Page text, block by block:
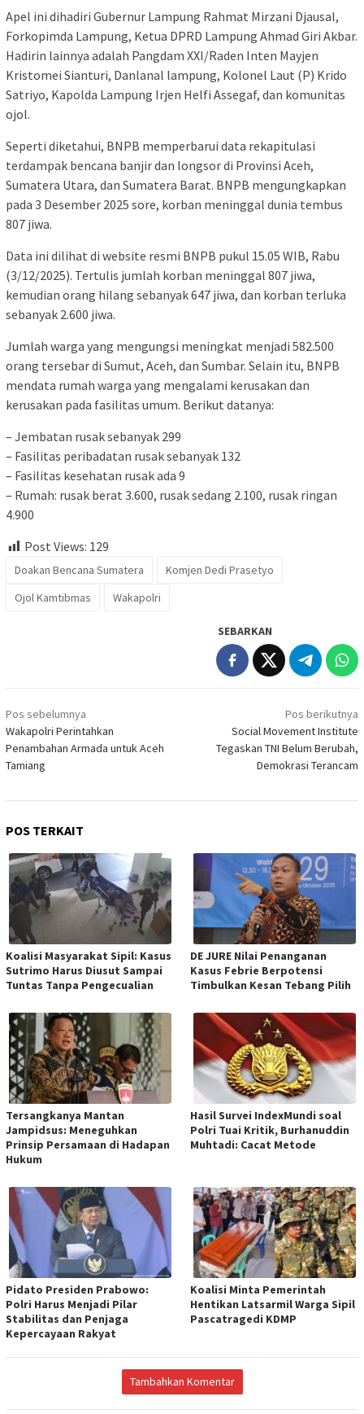
Apel ini dihadiri Gubernur Lampung Rahmat Mirzani Djausal,
Forkopimda Lampung, Ketua DPRD Lampung Ahmad Giri Akbar.
Hadirin lainnya adalah Pangdam XXI/Raden Inten Mayjen
Kristomei Sianturi, Danlanal lampung, Kolonel Laut (P) Krido
Satriyo, Kapolda Lampung Irjen Helfi Assegaf, dan komunitas
ojol.
Seperti diketahui, BNPB memperbarui data rekapitulasi
terdampak bencana banjir dan longsor di Provinsi Aceh,
Sumatera Utara, dan Sumatera Barat. BNPB mengungkapkan
pada 3 Desember 2025 sore, korban meninggal dunia tembus
807 jiwa.
Data ini dilihat di website resmi BNPB pukul 15.05 WIB, Rabu
(3/12/2025). Tertulis jumlah korban meninggal 807 jiwa,
kemudian orang hilang sebanyak 647 jiwa, dan korban terluka
sebanyak 2.600 jiwa.
Jumlah warga yang mengungsi meningkat menjadi 582.500
orang tersebar di Sumut, Aceh, dan Sumbar. Selain itu, BNPB
mendata rumah warga yang mengalami kerusakan dan
kerusakan pada fasilitas umum. Berikut datanya:
– Jembatan rusak sebanyak 299
– ⁠Fasilitas peribadatan rusak sebanyak 132
– ⁠Fasilitas kesehatan rusak ada 9
– Rumah: rusak berat 3.600, rusak sedang 2.100, rusak ringan
4.900
Post Views: 129
Doakan Bencana Sumatera
Komjen Dedi Prasetyo
Ojol Kamtibmas
Wakapolri
SEBARKAN
Navigasi
pos
Pos sebelumnya
Wakapolri Perintahkan
Penambahan Armada untuk Aceh
Tamiang
Pos berikutnya
Social Movement Institute
Tegaskan TNI Belum Berubah,
Demokrasi Terancam
POS TERKAIT
Koalisi Masyarakat Sipil: Kasus
Sutrimo Harus Diusut Sampai
Tuntas Tanpa Pengecualian
DE JURE Nilai Penanganan
Kasus Febrie Berpotensi
Timbulkan Kesan Tebang Pilih
Tersangkanya Mantan
Jampidsus: Meneguhkan
Prinsip Persamaan di Hadapan
Hukum
Hasil Survei IndexMundi soal
Polri Tuai Kritik, Burhanuddin
Muhtadi: Cacat Metode
Pidato Presiden Prabowo:
Polri Harus Menjadi Pilar
Stabilitas dan Penjaga
Kepercayaan Rakyat
Koalisi Minta Pemerintah
Hentikan Latsarmil Warga Sipil
Pascatragedi KDMP
Tambahkan Komentar